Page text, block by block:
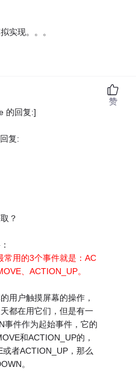
实现。。。
的回复:]
复:
？
常用的3个事件就是：AC
、ACTION_UP。
用户触摸屏幕的操作，
都在用它们，但是有一
事件作为起始事件，它的
和ACTION_UP的，
者ACTION_UP，那么
。
赞